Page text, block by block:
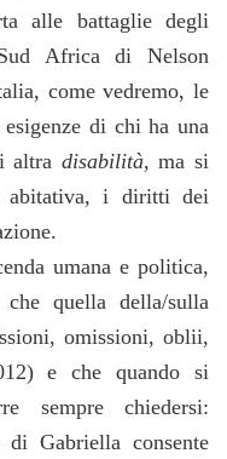
alle battaglie degli
Africa di Nelson
come vedremo, le
di chi ha una
altra disabilità, ma si
abitativa, i diritti dei
umana e politica,
quella della/sulla
omissioni, oblii,
e che quando si
sempre chiedersi:
di Gabriella consente